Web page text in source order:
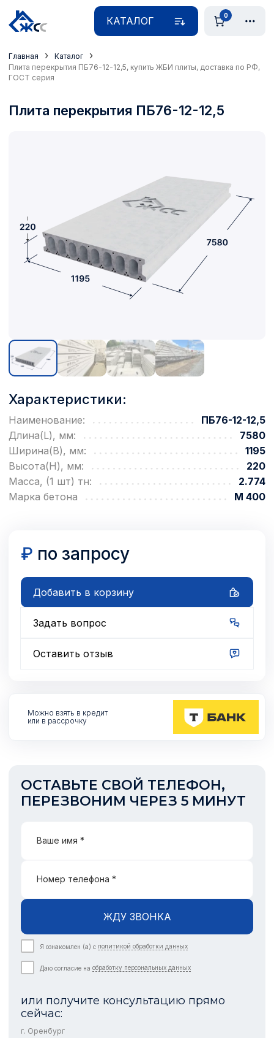
КАТАЛОГ 0
Главная › Каталог ›
Плита перекрытия ПБ76-12-12,5, купить ЖБИ плиты, доставка по РФ,
ГОСТ серия
Плита перекрытия ПБ76-12-12,5
Характеристики:
Наименование:
ПБ76-12-12,5
Длина(L), мм:
7580
Ширина(B), мм:
1195
Высота(H), мм:
220
Масса, (1 шт) тн:
2.774
Марка бетона
М 400
₽ по запросу
Добавить в корзину
Задать вопрос
Оставить отзыв
Можно взять в кредит
или в рассрочку
ОСТАВЬТЕ СВОЙ ТЕЛЕФОН,
ПЕРЕЗВОНИМ ЧЕРЕЗ 5 МИНУТ
Ваше имя *
Номер телефона *
ЖДУ ЗВОНКА
Я ознакомлен (а) с политикой обработки данных
Даю согласие на обработку персональных данных
или получите консультацию прямо
сейчас:
г. Оренбург